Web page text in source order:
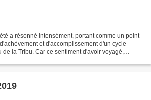
a résonné intensément, portant comme un point
et d'accomplissement d'un cycle
la Tribu. Car ce sentiment d'avoir voyagé,